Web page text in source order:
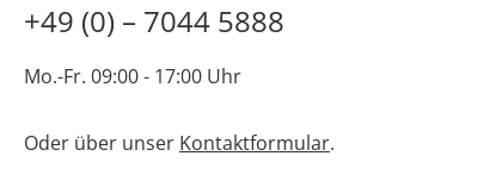
+49 (0) – 7044 5888
Mo.-Fr. 09:00 - 17:00 Uhr
Oder über unser Kontaktformular.